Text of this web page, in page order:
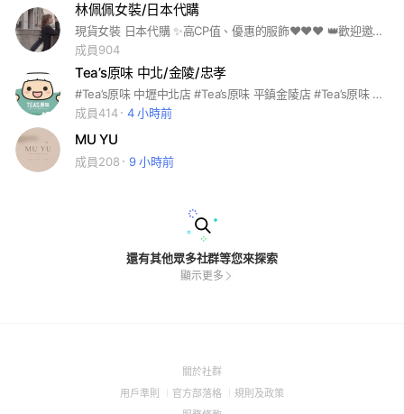
林佩佩女裝/日本代購
現貨女裝 日本代購 ✨高CP值、優惠的服飾❤️❤️❤️ 👑歡迎邀請好友加入❤️❤️❤️
成員904
Tea’s原味 中北/金陵/忠孝
#Tea’s原味 中壢中北店 #Tea’s原味 平鎮金陵店 #Tea’s原味 內壢忠孝店 #線上預約訂購自取 #線上訂購外送服務 #本群設有垃圾訊息過濾系統
成員414
4 小時前
MU YU
成員208 9 小時前
還有其他眾多社群等您來探索
顯示更多
關於社群(Open
用戶準則
(Open
官方部落格
(Open
規則及政策(Open